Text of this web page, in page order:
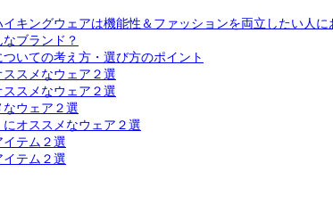
キングウェアは機能性＆ファッションを両立したい人に
ブランド？
いての考え方・選び方のポイント
スメなウェア２選
スメなウェア２選
ウェア２選
オススメなウェア２選
テム２選
テム２選